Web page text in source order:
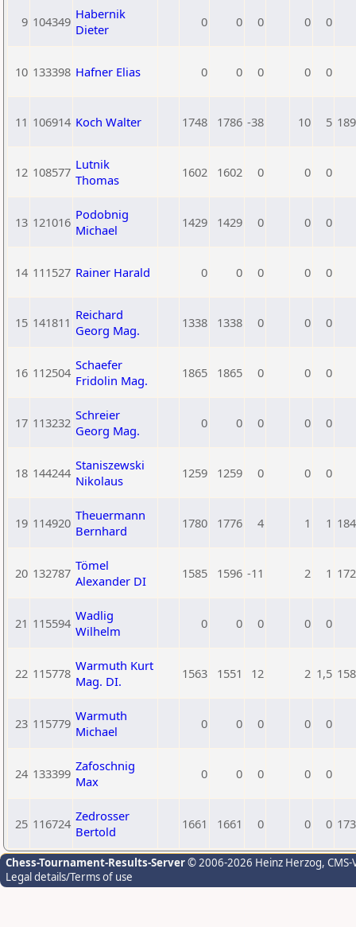
9 104349 Habernik
Dieter
0 0 0 0 0
10 133398 Hafner Elias 0 0 0 0 0
11 106914 Koch Walter 1748 1786 -38 10 5
12 108577 Lutnik
Thomas
1602 1602 0 0 0
13 121016 Podobnig
Michael
1429 1429 0 0 0
14 111527 Rainer Harald 0 0 0 0 0
15 141811 Reichard
Georg Mag.
1338 1338 0 0 0
16 112504 Schaefer
Fridolin Mag.
1865 1865 0 0 0
17 113232 Schreier
Georg Mag.
0 0 0 0 0
18 144244 Staniszewski
Nikolaus
1259 1259 0 0 0
19 114920 Theuermann
Bernhard
1780 1776 4 1 1
20 132787 Tömel
Alexander DI
1585 1596 -11 2 1
21 115594 Wadlig
Wilhelm
0 0 0 0 0
22 115778 Warmuth Kurt
Mag. DI.
1563 1551 12 2 1,5
23 115779 Warmuth
Michael
0 0 0 0 0
24 133399 Zafoschnig
Max
0 0 0 0 0
25 116724 Zedrosser
Bertold
1661 1661 0 0 0
Chess-Tournament-Results-Server© 2006-2026 Heinz Herzog,
Legal details/Terms of use